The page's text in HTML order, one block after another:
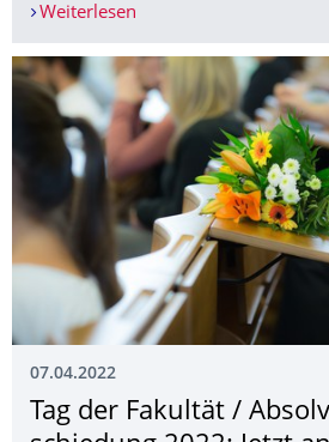
Weiterlesen
07.04.2022
Tag der Fakultät /